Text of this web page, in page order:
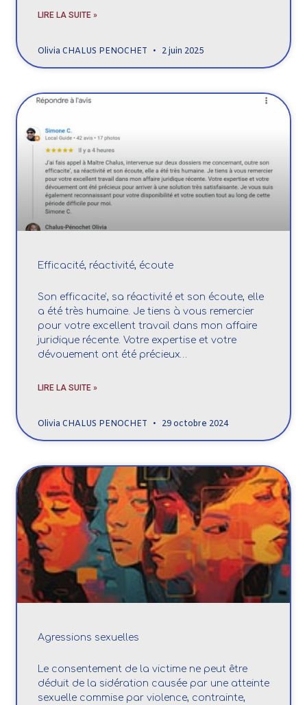
LIRE LA SUITE »
Olivia CHALUS PENOCHET 2 juin 2025
Efficacité, réactivité, écoute
Son efficacite’, sa réactivité et son écoute, elle
a été très humaine. Je tiens à vous remercier
pour votre excellent travail dans mon affaire
juridique récente. Votre expertise et votre
dévouement ont été précieux…
LIRE LA SUITE »
Olivia CHALUS PENOCHET 29 octobre 2024
Agressions sexuelles
Le consentement de la victime ne peut être
déduit de la sidération causée par une atteinte
sexuelle commise par violence, contrainte,